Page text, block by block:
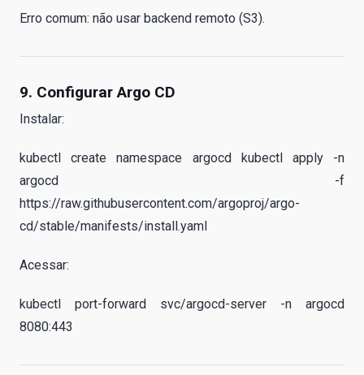
Erro comum: não usar backend remoto (S3).
9. Configurar Argo CD
Instalar:
kubectl create namespace argocd kubectl apply -n
argocd -f
https://raw.githubusercontent.com/argoproj/argo-
cd/stable/manifests/install.yaml
Acessar:
kubectl port-forward svc/argocd-server -n argocd
8080:443